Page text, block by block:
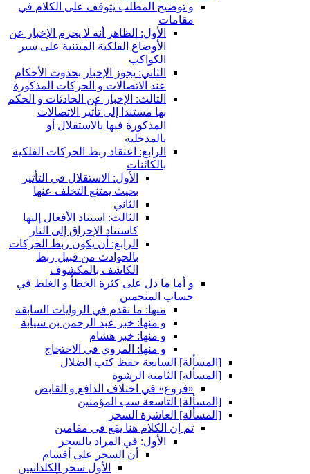
و توضيح المطلب يتوقف على الكلام في
مقامات
الأول: الظاهر أنه لا يحرم الإخبار عن
الأوضاع الفلكية المبتنية على سير
الكواكب
الثاني: يجوز الإخبار بحدوث الأحكام
عند الاتصالات و الحركات المذكورة
الثالث: الإخبار عن الحادثات و الحكم
بها مستندا إلى تأثير الاتصالات
المذكورة فيها بالاستقلال أو
بالمدخلية
الرابع: اعتقاد ربط الحركات الفلكية
بالكائنات
الأول: الاستقلال في التأثير
بحيث يمتنع التخلف عنها
الثاني
الثالث: استناد الأفعال إليها
كاستناد الإحراق إلى النار
الرابع: أن يكون ربط الحركات
بالحوادث من قبيل ربط
الكاشف بالمكشوف
و أما ما دل على كثرة الخطأ و الغلط في
حساب المنجمين
منها: ما تقدم في الروايات السابقة
و منها: خبر عبد الرحمن بن سيابة
و منها: خبر هشام
و منها: المروي في الاحتجاج
[المسألة] السابعة حفظ كتب الضلال
[المسألة] الثامنة الرشوة
«فروع» في اختلاف الدافع و القابض
[المسألة] التاسعة سب المؤمنين
[المسألة] العاشرة السحر
ثم إن الكلام هنا يقع في مقامين
الأول: في المراد بالسحر
أن السحر على أقسام
الأول سحر الكلدانيين